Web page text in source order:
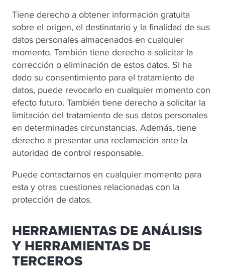
Tiene derecho a obtener información gratuita
sobre el origen, el destinatario y la finalidad de sus
datos personales almacenados en cualquier
momento. También tiene derecho a solicitar la
corrección o eliminación de estos datos. Si ha
dado su consentimiento para el tratamiento de
datos, puede revocarlo en cualquier momento con
efecto futuro. También tiene derecho a solicitar la
limitación del tratamiento de sus datos personales
en determinadas circunstancias. Además, tiene
derecho a presentar una reclamación ante la
autoridad de control responsable.
Puede contactarnos en cualquier momento para
esta y otras cuestiones relacionadas con la
protección de datos.
HERRAMIENTAS DE ANÁLISIS
Y HERRAMIENTAS DE
TERCEROS